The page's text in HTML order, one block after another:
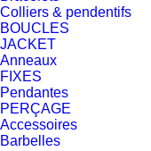
Colliers & pendentifs
BOUCLES
JACKET
Anneaux
FIXES
Pendantes
PERÇAGE
Accessoires
Barbelles